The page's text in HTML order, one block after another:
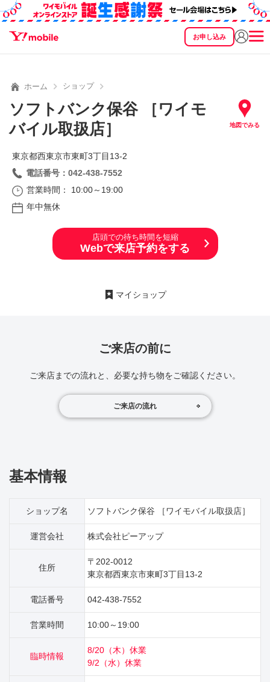
お申し込み
SEARCH
ホーム ショップ
ソフトバンク保谷 ［ワイモ
バイル取扱店］
地図でみる
東京都西東京市東町3丁目13‐2
電話番号：042-438-7552
営業時間： 10:00～19:00
年中無休
店頭での待ち時間を短縮
Webで来店予約をする
マイショップ
ご来店の前に
ご来店までの流れと、必要な持ち物をご確認ください。
ご来店の流れ
基本情報
ショップ名 ソフトバンク保谷 ［ワイモバイル取扱店］
運営会社 株式会社ピーアップ
住所
〒202-0012
東京都西東京市東町3丁目13‐2
電話番号 042-438-7552
営業時間 10:00～19:00
臨時情報
8/20（木）休業
9/2（水）休業